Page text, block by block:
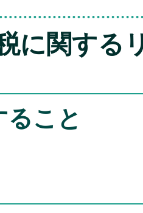
に関する
ること